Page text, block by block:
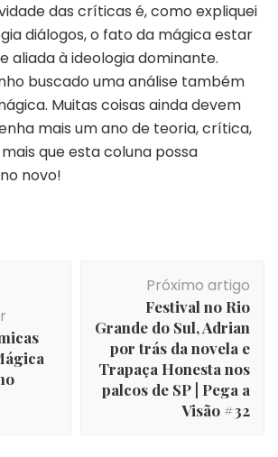
das críticas é, como expliquei
diálogos, o fato da mágica estar
aliada à ideologia dominante.
buscado uma análise também
Muitas coisas ainda devem
mais um ano de teoria, crítica,
que esta coluna possa
novo!
Próximo artigo
Festival no Rio
Grande do Sul, Adrian
por trás da novela e
Trapaça Honesta nos
palcos de SP | Pega a
Visão #32